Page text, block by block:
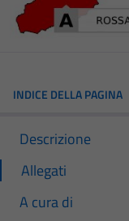
INDICE DELLA PAGINA
Descrizione
Allegati
A cura di